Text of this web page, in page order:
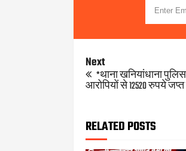
Next
*थाना खनियांधाना
आरोपियों से 12520 रुपये
RELATED POSTS